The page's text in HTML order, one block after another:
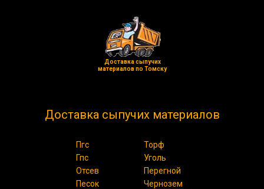
Доставка сыпучих материалов
Пгс Торф
Доставка сыпучих
материалов по Томску
Гпс
Отсев
Песок
Уголь
Чернозем
Перегной